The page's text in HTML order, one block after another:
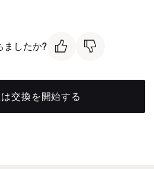
ましたか?
交換を開始する